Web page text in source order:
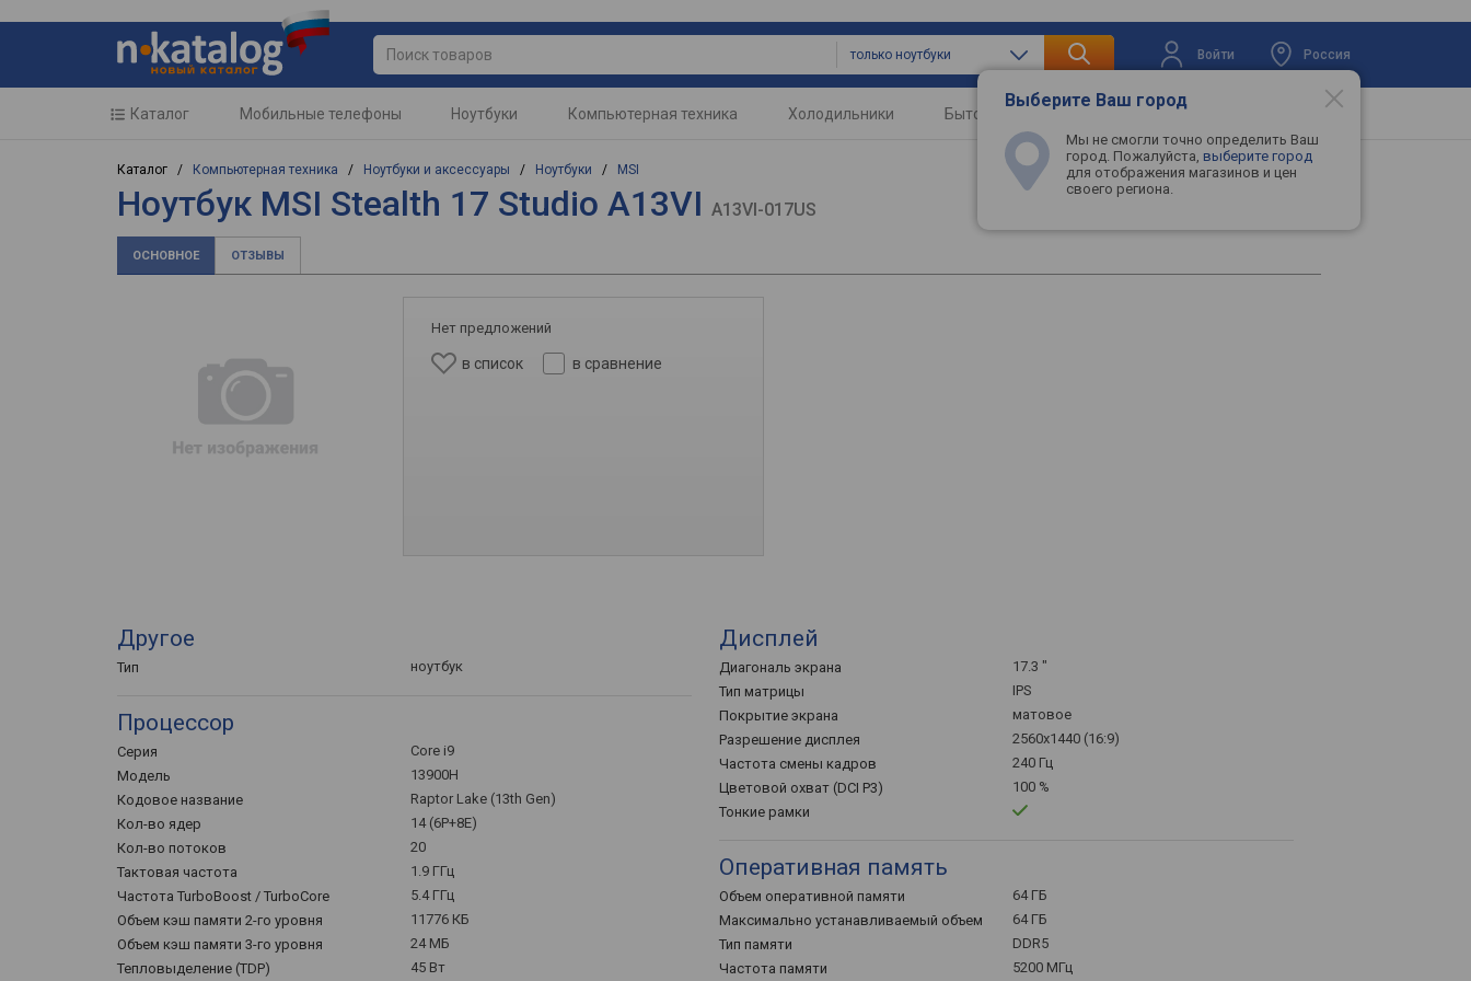
только ноутбуки Войти Россия
Выберите Ваш город
Мы не смогли точно определить Ваш
город. Пожалуйста, выберите город
для отображения магазинов и цен
своего региона.
Каталог Мобильные телефоны Ноутбуки Компьютерная техника Холодильники Бытовая техника Телевизоры
Каталог / Компьютерная техника / Ноутбуки и аксессуары / Ноутбуки / MSI
Ноутбук MSI Stealth 17 Studio A13VI A13VI-017US
ОСНОВНОЕ ОТЗЫВЫ
Нет предложений
в список в сравнение
Другое
Тип ноутбук
Процессор
Серия
Core i9
Модель
13900H
Кодовое название
Raptor Lake (13th Gen)
Кол-во ядер
14 (6P+8E)
Кол-во потоков
20
Тактовая частота
1.9 ГГц
Частота TurboBoost / TurboCore
5.4 ГГц
Объем кэш памяти 2-го уровня
11776 КБ
Объем кэш памяти 3-го уровня
24 МБ
Тепловыделение (TDP)
45 Вт
Дисплей
Диагональ экрана
17.3 "
Тип матрицы
IPS
Покрытие экрана
матовое
Разрешение дисплея
2560x1440 (16:9)
Частота смены кадров
240 Гц
Цветовой охват (DCI P3)
100 %
Тонкие рамки
Оперативная память
Объем оперативной памяти
64 ГБ
Максимально устанавливаемый объем
64 ГБ
Тип памяти
DDR5
Частота памяти
5200 МГц